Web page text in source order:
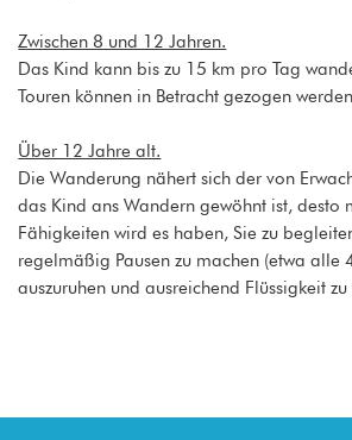
Zwischen 8 und 12 Jahren.
Das Kind kann bis zu 15 km pro Tag
Touren können in Betracht gezogen
Über 12 Jahre alt.
Die Wanderung nähert sich der von
das Kind ans Wandern gewöhnt ist, desto
Fähigkeiten wird es haben, Sie zu
regelmäßig Pausen zu machen (etwa alle
auszuruhen und ausreichend Flüssigkeit